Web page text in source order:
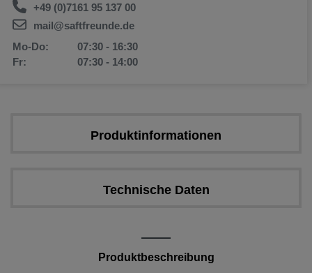
+49 (0)7161 95 137 00
mail@saftfreunde.de
Mo-Do:
07:30 - 16:30
Fr:
07:30 - 14:00
Produktinformationen
Technische Daten
Produktbeschreibung